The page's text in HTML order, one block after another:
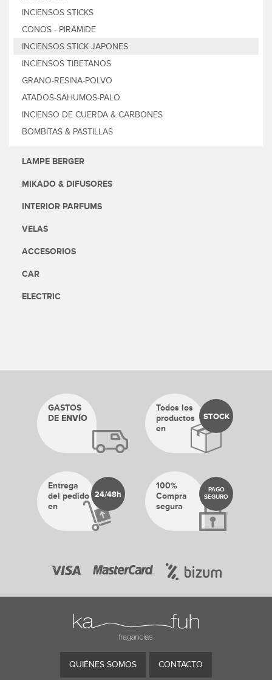
INCIENSOS STICKS
CONOS - PIRÁMIDE
INCIENSOS STICK JAPONES
INCIENSOS TIBETANOS
GRANO-RESINA-POLVO
ATADOS-SAHUMOS-PALO
INCIENSO DE CUERDA & CARBONES
BOMBITAS & PASTILLAS
LAMPE BERGER
MIKADO & DIFUSORES
INTERIOR PARFUMS
VELAS
ACCESORIOS
CAR
ELECTRIC
GASTOS
DE ENVÍO
Todos los
productos
en
STOCK
Entrega
del pedido
en
24/48h
100%
Compra
segura
PAGO
SEGURO
QUIÉNES SOMOS CONTACTO